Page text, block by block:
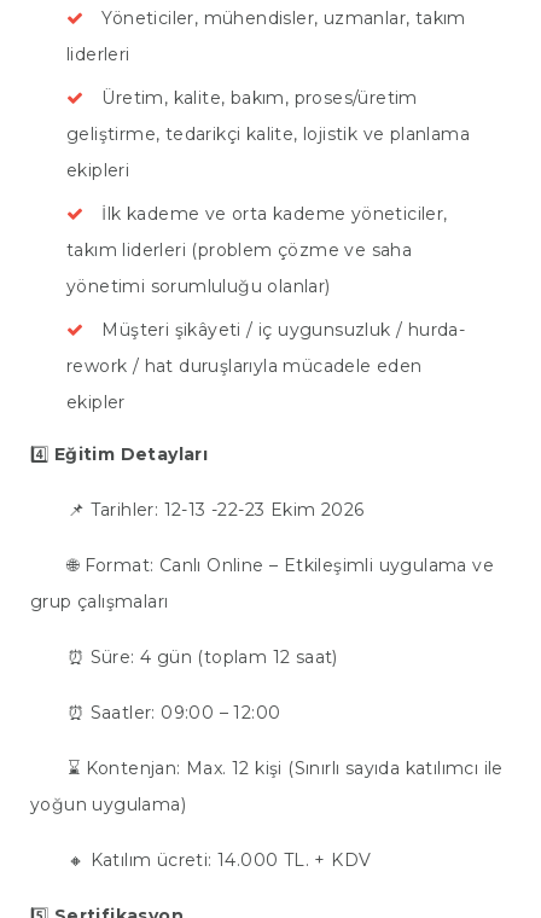
Yöneticiler, mühendisler, uzmanlar, takım
liderleri
Üretim, kalite, bakım, proses/üretim
geliştirme, tedarikçi kalite, lojistik ve planlama
ekipleri
İlk kademe ve orta kademe yöneticiler,
takım liderleri (problem çözme ve saha
yönetimi sorumluluğu olanlar)
Müşteri şikâyeti / iç uygunsuzluk / hurda-
rework / hat duruşlarıyla mücadele eden
ekipler
4️⃣ Eğitim Detayları
📌 Tarihler: 12-13 -22-23 Ekim 2026
🌐 Format: Canlı Online – Etkileşimli uygulama ve
grup çalışmaları
⏰ Süre: 4 gün (toplam 12 saat)
⏰ Saatler: 09:00 – 12:00
⌛ Kontenjan: Max. 12 kişi (Sınırlı sayıda katılımcı ile
yoğun uygulama)
🔸 Katılım ücreti: 14.000 TL. + KDV